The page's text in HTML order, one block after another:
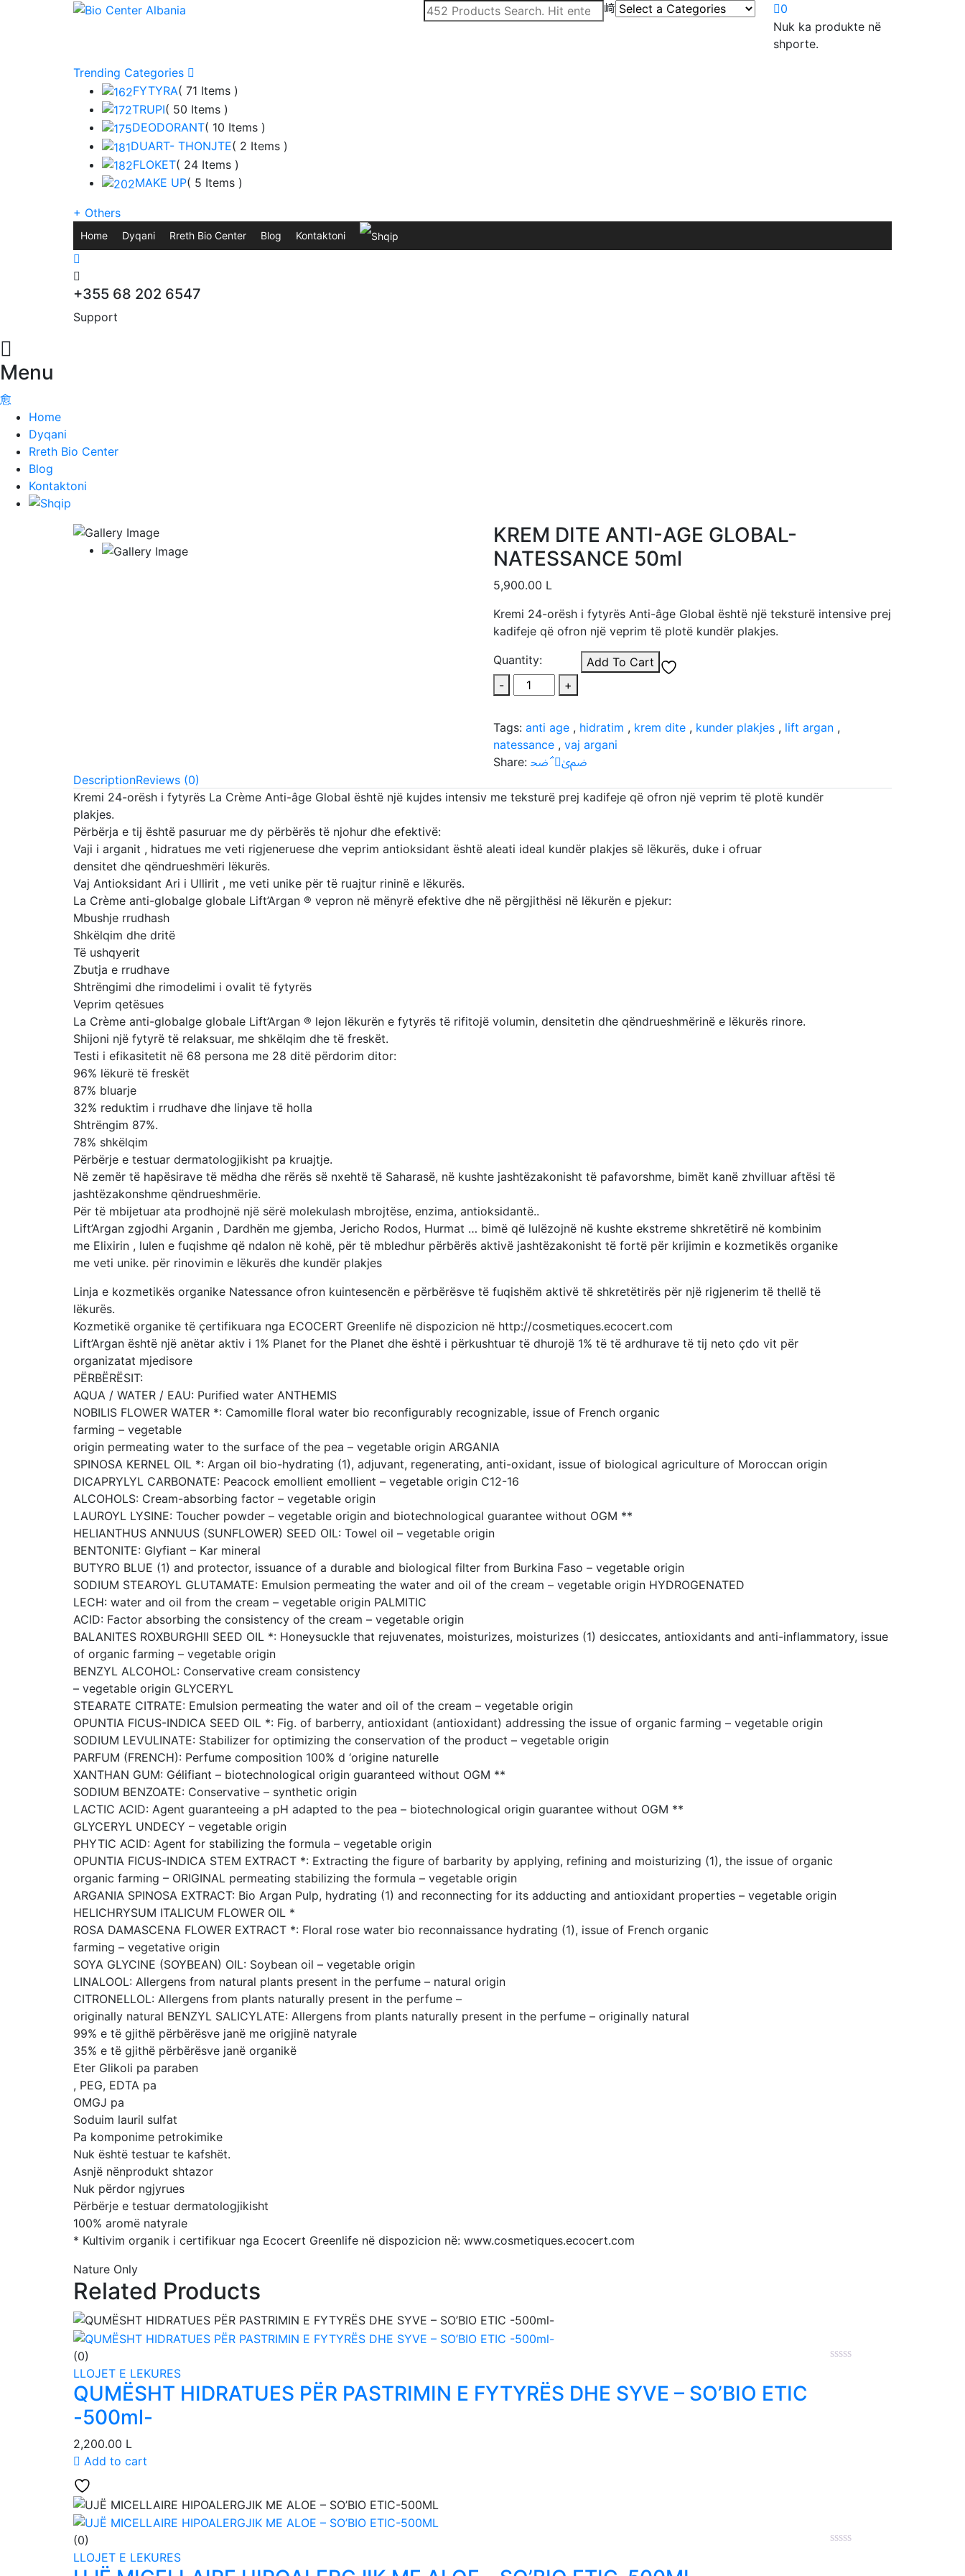
0
Nuk ka produkte në
shporte.
Trending Categories
FYTYRA( 71 Items )
TRUPI( 50 Items )
DEODORANT( 10 Items )
DUART- THONJTE( 2 Items )
FLOKET( 24 Items )
MAKE UP( 5 Items )
+ Others
Home Dyqani Rreth Bio Center Blog Kontaktoni
+355 68 202 6547
Support
Menu
Home
Dyqani
Rreth Bio Center
Blog
Kontaktoni
KREM DITE ANTI-AGE GLOBAL-
NATESSANCE 50ml
5,900.00 L
Kremi 24-orësh i fytyrës Anti-âge Global është një teksturë intensive prej
kadifeje që ofron një veprim të plotë kundër plakjes.
Quantity:
-
+
Add To Cart
Tags: anti age , hidratim , krem dite , kunder plakjes , lift argan ,
natessance , vaj argani
Share:
DescriptionReviews (0)
Kremi 24-orësh i fytyrës La Crème Anti-âge Global është një kujdes intensiv me teksturë prej kadifeje që ofron një veprim të plotë kundër
plakjes.
Përbërja e tij është pasuruar me dy përbërës të njohur dhe efektivë:
Vaji i arganit , hidratues me veti rigjeneruese dhe veprim antioksidant është aleati ideal kundër plakjes së lëkurës, duke i ofruar
densitet dhe qëndrueshmëri lëkurës.
Vaj Antioksidant Ari i Ullirit , me veti unike për të ruajtur rininë e lëkurës.
La Crème anti-globalge globale Lift’Argan ® vepron në mënyrë efektive dhe në përgjithësi në lëkurën e pjekur:
Mbushje rrudhash
Shkëlqim dhe dritë
Të ushqyerit
Zbutja e rrudhave
Shtrëngimi dhe rimodelimi i ovalit të fytyrës
Veprim qetësues
La Crème anti-globalge globale Lift’Argan ® lejon lëkurën e fytyrës të rifitojë volumin, densitetin dhe qëndrueshmërinë e lëkurës rinore.
Shijoni një fytyrë të relaksuar, me shkëlqim dhe të freskët.
Testi i efikasitetit në 68 persona me 28 ditë përdorim ditor:
96% lëkurë të freskët
87% bluarje
32% reduktim i rrudhave dhe linjave të holla
Shtrëngim 87%.
78% shkëlqim
Përbërje e testuar dermatologjikisht pa kruajtje.
Në zemër të hapësirave të mëdha dhe rërës së nxehtë të Saharasë, në kushte jashtëzakonisht të pafavorshme, bimët kanë zhvilluar aftësi të
jashtëzakonshme qëndrueshmërie.
Për të mbijetuar ata prodhojnë një sërë molekulash mbrojtëse, enzima, antioksidantë..
Lift’Argan zgjodhi Arganin , Dardhën me gjemba, Jericho Rodos, Hurmat … bimë që lulëzojnë në kushte ekstreme shkretëtirë në kombinim
me Elixirin , lulen e fuqishme që ndalon në kohë, për të mbledhur përbërës aktivë jashtëzakonisht të fortë për krijimin e kozmetikës organike
me veti unike. për rinovimin e lëkurës dhe kundër plakjes
Linja e kozmetikës organike Natessance ofron kuintesencën e përbërësve të fuqishëm aktivë të shkretëtirës për një rigjenerim të thellë të
lëkurës.
Kozmetikë organike të çertifikuara nga ECOCERT Greenlife në dispozicion në http://cosmetiques.ecocert.com
Lift’Argan është një anëtar aktiv i 1% Planet for the Planet dhe është i përkushtuar të dhurojë 1% të të ardhurave të tij neto çdo vit për
organizatat mjedisore
PËRBËRËSIT:
AQUA / WATER / EAU: Purified water ANTHEMIS
NOBILIS FLOWER WATER *: Camomille floral water bio reconfigurably recognizable, issue of French organic
farming – vegetable
origin permeating water to the surface of the pea – vegetable origin ARGANIA
SPINOSA KERNEL OIL *: Argan oil bio-hydrating (1), adjuvant, regenerating, anti-oxidant, issue of biological agriculture of Moroccan origin
DICAPRYLYL CARBONATE: Peacock emollient emollient – vegetable origin C12-16
ALCOHOLS: Cream-absorbing factor – vegetable origin
LAUROYL LYSINE: Toucher powder – vegetable origin and biotechnological guarantee without OGM **
HELIANTHUS ANNUUS (SUNFLOWER) SEED OIL: Towel oil – vegetable origin
BENTONITE: Glyfiant – Kar mineral
BUTYRO BLUE (1) and protector, issuance of a durable and biological filter from Burkina Faso – vegetable origin
SODIUM STEAROYL GLUTAMATE: Emulsion permeating the water and oil of the cream – vegetable origin HYDROGENATED
LECH: water and oil from the cream – vegetable origin PALMITIC
ACID: Factor absorbing the consistency of the cream – vegetable origin
BALANITES ROXBURGHII SEED OIL *: Honeysuckle that rejuvenates, moisturizes, moisturizes (1) desiccates, antioxidants and anti-inflammatory, issue
of organic farming – vegetable origin
BENZYL ALCOHOL: Conservative cream consistency
– vegetable origin GLYCERYL
STEARATE CITRATE: Emulsion permeating the water and oil of the cream – vegetable origin
OPUNTIA FICUS-INDICA SEED OIL *: Fig. of barberry, antioxidant (antioxidant) addressing the issue of organic farming – vegetable origin
SODIUM LEVULINATE: Stabilizer for optimizing the conservation of the product – vegetable origin
PARFUM (FRENCH): Perfume composition 100% d ‘origine naturelle
XANTHAN GUM: Gélifiant – biotechnological origin guaranteed without OGM **
SODIUM BENZOATE: Conservative – synthetic origin
LACTIC ACID: Agent guaranteeing a pH adapted to the pea – biotechnological origin guarantee without OGM **
GLYCERYL UNDECY – vegetable origin
PHYTIC ACID: Agent for stabilizing the formula – vegetable origin
OPUNTIA FICUS-INDICA STEM EXTRACT *: Extracting the figure of barbarity by applying, refining and moisturizing (1), the issue of organic
organic farming – ORIGINAL permeating stabilizing the formula – vegetable origin
ARGANIA SPINOSA EXTRACT: Bio Argan Pulp, hydrating (1) and reconnecting for its adducting and antioxidant properties – vegetable origin
HELICHRYSUM ITALICUM FLOWER OIL *
ROSA DAMASCENA FLOWER EXTRACT *: Floral rose water bio reconnaissance hydrating (1), issue of French organic
farming – vegetative origin
SOYA GLYCINE (SOYBEAN) OIL: Soybean oil – vegetable origin
LINALOOL: Allergens from natural plants present in the perfume – natural origin
CITRONELLOL: Allergens from plants naturally present in the perfume –
originally natural BENZYL SALICYLATE: Allergens from plants naturally present in the perfume – originally natural
99% e të gjithë përbërësve janë me origjinë natyrale
35% e të gjithë përbërësve janë organikë
Eter Glikoli pa paraben
, PEG, EDTA pa
OMGJ pa
Soduim lauril sulfat
Pa komponime petrokimike
Nuk është testuar te kafshët.
Asnjë nënprodukt shtazor
Nuk përdor ngjyrues
Përbërje e testuar dermatologjikisht
100% aromë natyrale
* Kultivim organik i certifikuar nga Ecocert Greenlife në dispozicion në: www.cosmetiques.ecocert.com
Nature Only
Related Products
(0)
LLOJET E LEKURES
QUMËSHT HIDRATUES PËR PASTRIMIN E FYTYRËS DHE SYVE – SO’BIO ETIC
-500ml-
2,200.00 L
Add to cart
(0)
LLOJET E LEKURES